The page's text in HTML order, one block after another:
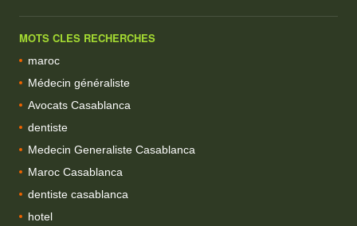
MOTS CLES RECHERCHES
maroc
Médecin généraliste
Avocats Casablanca
dentiste
Medecin Generaliste Casablanca
Maroc Casablanca
dentiste casablanca
hotel